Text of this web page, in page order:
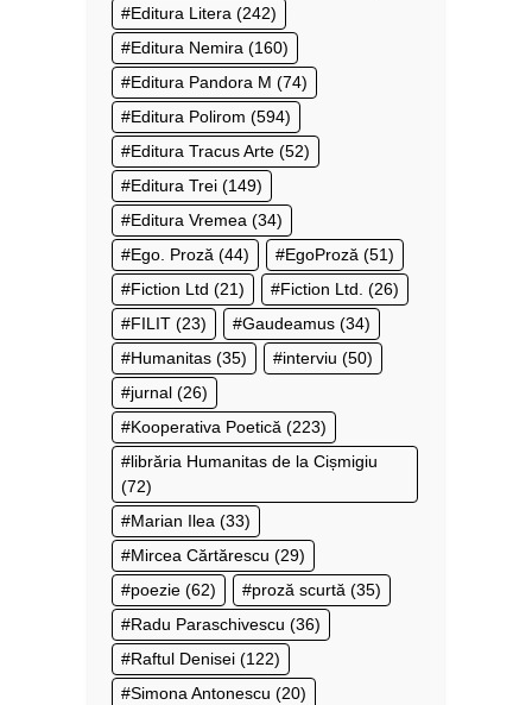
Editura Litera (242)
Editura Nemira (160)
Editura Pandora M (74)
Editura Polirom (594)
Editura Tracus Arte (52)
Editura Trei (149)
Editura Vremea (34)
Ego. Proză (44) EgoProză (51)
Fiction Ltd (21) Fiction Ltd. (26)
FILIT (23) Gaudeamus (34)
Humanitas (35) interviu (50)
jurnal (26)
Kooperativa Poetică (223)
librăria Humanitas de la Cișmigiu
(72)
Marian Ilea (33)
Mircea Cărtărescu (29)
poezie (62) proză scurtă (35)
Radu Paraschivescu (36)
Raftul Denisei (122)
Simona Antonescu (20)